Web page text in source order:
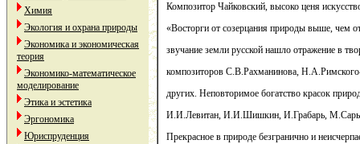
Химия
Экология и охрана природы
Экономика и экономическая
теория
Экономико-математическое
моделирование
Этика и эстетика
Эргономика
Юриспруденция
Композитор Чайковский, высоко ценя
«Восторги от созерцания природы выше, чем
звучание земли русской нашло отражение в
композиторов С.В.Рахманинова,
других. Неповторимое богатство красок
И.И.Левитан, И.И.Шишкин, И.Грабарь,
Прекрасное в природе безгранично и